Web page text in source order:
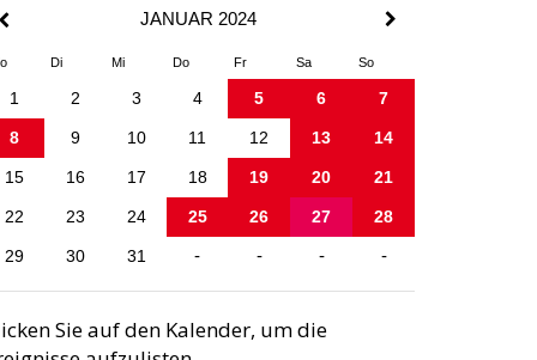
JANUAR 2024
Di Mi Do Fr Sa So
1 2 3 4 5 6 7
8 9 10 11 12 13 14
15 16 17 18 19 20 21
22 23 24 25 26 27 28
29 30 31 - - - -
Sie auf den Kalender, um die